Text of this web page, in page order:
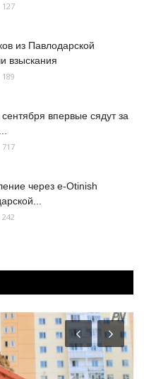
127
из Павлодарской
взыскания
189
впервые сядут за
717
через e-Otinish
242